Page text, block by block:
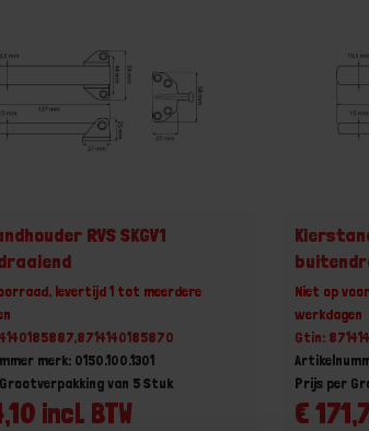
RVS SKGV1
levertijd 1 tot meerdere
merk: 0150.100.1301
incl. BTW
van 5 Stuk
Niet op
werkdagen
Gtin:
€
Prijs per